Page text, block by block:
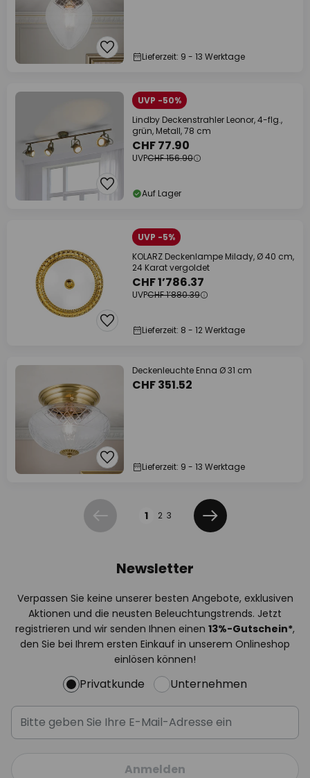
Lieferzeit: 9 - 13 Werktage
UVP -50%
Lindby Deckenstrahler Leonor, 4-flg.,
grün, Metall, 78 cm
CHF 77.90
UVPCHF 156.90
Auf Lager
UVP -5%
KOLARZ Deckenlampe Milady, Ø 40 cm,
24 Karat vergoldet
CHF 1’786.37
UVPCHF 1’880.39
Lieferzeit: 8 - 12 Werktage
Deckenleuchte Enna Ø 31 cm
CHF 351.52
Lieferzeit: 9 - 13 Werktage
Zurück 1 2 3
Weiter
Newsletter
Verpassen Sie keine unserer besten Angebote, exklusiven
Aktionen und die neusten Beleuchtungstrends. Jetzt
registrieren und wir senden Ihnen einen 13%-Gutschein*,
den Sie bei Ihrem ersten Einkauf in unserem Onlineshop
einlösen können!
Privatkunde Unternehmen
Anmelden